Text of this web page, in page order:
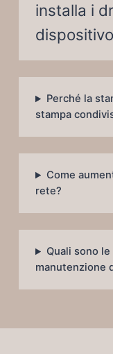
installa i
Perché la
stampa
Come
rete?
Quali sono
manutenzione